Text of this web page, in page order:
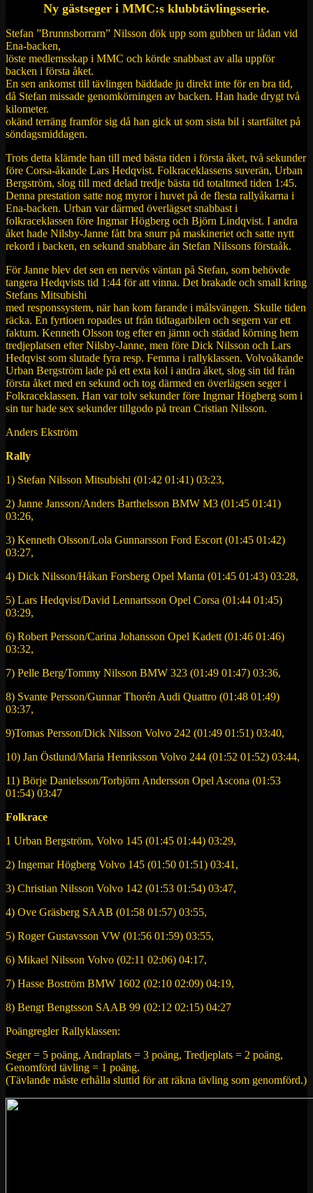
Ny gästseger i MMC:s klubbtävlingsserie.
Stefan ”Brunnsborrarn” Nilsson dök upp som gubben ur lådan vid
Ena-backen,
löste medlemsskap i MMC och körde snabbast av alla uppför
backen i första åket.
En sen ankomst till tävlingen bäddade ju direkt inte för en bra tid,
då Stefan missade genomkörningen av backen. Han hade drygt två
kilometer.
okänd terräng framför sig då han gick ut som sista bil i startfältet på
söndagsmiddagen.
Trots detta klämde han till med bästa tiden i första åket, två sekunder
före Corsa-åkande Lars Hedqvist. Folkraceklassens suverän, Urban
Bergström, slog till med delad tredje bästa tid totaltmed tiden 1:45.
Denna prestation satte nog myror i huvet på de flesta rallyåkarna i
Ena-backen. Urban var därmed överlägset snabbast i
folkraceklassen före Ingmar Högberg och Björn Lindqvist. I andra
åket hade Nilsby-Janne fått bra snurr på maskineriet och satte nytt
rekord i backen, en sekund snabbare än Stefan Nilssons förstaåk.
För Janne blev det sen en nervös väntan på Stefan, som behövde
tangera Hedqvists tid 1:44 för att vinna. Det brakade och small kring
Stefans Mitsubishi
med responssystem, när han kom farande i målsvängen. Skulle tiden
räcka. En fyrtioen ropades ut från tidtagarbilen och segern var ett
faktum. Kenneth Olsson tog efter en jämn och städad körning hem
tredjeplatsen efter Nilsby-Janne, men före Dick Nilsson och Lars
Hedqvist som slutade fyra resp. Femma i rallyklassen. Volvoåkande
Urban Bergström lade på ett exta kol i andra åket, slog sin tid från
första åket med en sekund och tog därmed en överlägsen seger i
Folkraceklassen. Han var tolv sekunder före Ingmar Högberg som i
sin tur hade sex sekunder tillgodo på trean Cristian Nilsson.
Anders Ekström
Rally
1) Stefan Nilsson Mitsubishi (01:42 01:41) 03:23,
2) Janne Jansson/Anders Barthelsson BMW M3 (01:45 01:41)
03:26,
3) Kenneth Olsson/Lola Gunnarsson Ford Escort (01:45 01:42)
03:27,
4) Dick Nilsson/Håkan Forsberg Opel Manta (01:45 01:43) 03:28,
5) Lars Hedqvist/David Lennartsson Opel Corsa (01:44 01:45)
03:29,
6) Robert Persson/Carina Johansson Opel Kadett (01:46 01:46)
03:32,
7) Pelle Berg/Tommy Nilsson BMW 323 (01:49 01:47) 03:36,
8) Svante Persson/Gunnar Thorén Audi Quattro (01:48 01:49)
03:37,
9)Tomas Persson/Dick Nilsson Volvo 242 (01:49 01:51) 03:40,
10) Jan Östlund/Maria Henriksson Volvo 244 (01:52 01:52) 03:44,
11) Börje Danielsson/Torbjörn Andersson Opel Ascona (01:53
01:54) 03:47
Folkrace
1 Urban Bergström, Volvo 145 (01:45 01:44) 03:29,
2) Ingemar Högberg Volvo 145 (01:50 01:51) 03:41,
3) Christian Nilsson Volvo 142 (01:53 01:54) 03:47,
4) Ove Gräsberg SAAB (01:58 01:57) 03:55,
5) Roger Gustavsson VW (01:56 01:59) 03:55,
6) Mikael Nilsson Volvo (02:11 02:06) 04:17,
7) Hasse Boström BMW 1602 (02:10 02:09) 04:19,
8) Bengt Bengtsson SAAB 99 (02:12 02:15) 04:27
Poängregler Rallyklassen:
Seger = 5 poäng, Andraplats = 3 poäng, Tredjeplats = 2 poäng,
Genomförd tävling = 1 poäng.
(Tävlande måste erhålla sluttid för att räkna tävling som genomförd.)